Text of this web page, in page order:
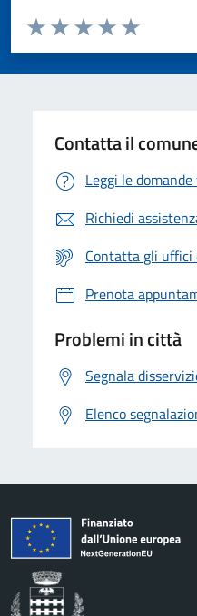
Valuta da 1 a 5 stelle la pagina
Valuta 5
Valuta 4 stelle
Valuta 3 stelle su 5
Valuta 2 stelle su 5
Valuta 1 stelle su 5
Contatta il
Leggi le
Richiedi
Contatta gli uffici
Prenota
Problemi in città
Segnala
Elenco